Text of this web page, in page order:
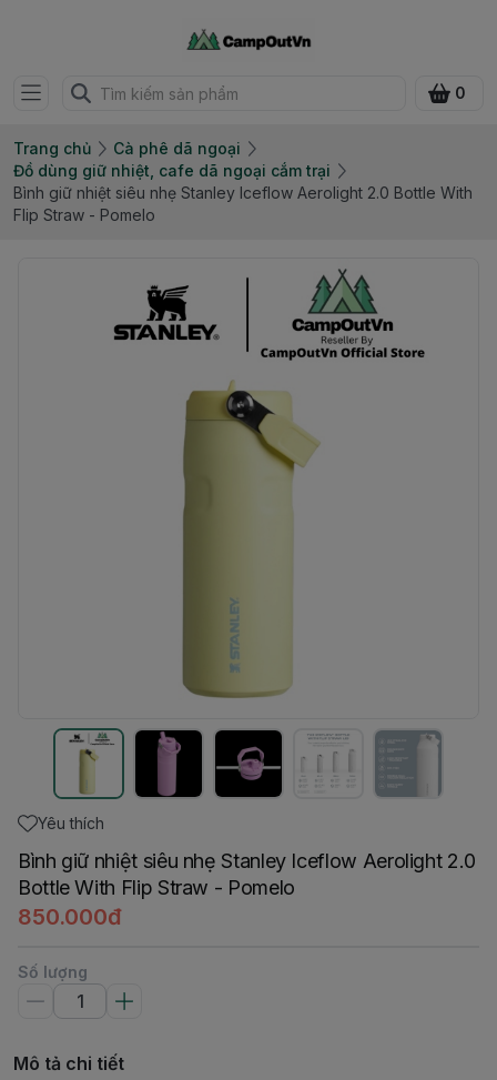
0
Trang chủ
Cà phê dã ngoại
Đồ dùng giữ nhiệt, cafe dã ngoại cắm trại
Bình giữ nhiệt siêu nhẹ Stanley Iceflow Aerolight 2.0 Bottle With
Flip Straw - Pomelo
Yêu thích
Bình giữ nhiệt siêu nhẹ Stanley Iceflow Aerolight 2.0
Bottle With Flip Straw - Pomelo
850.000đ
Số lượng
Mô tả chi tiết